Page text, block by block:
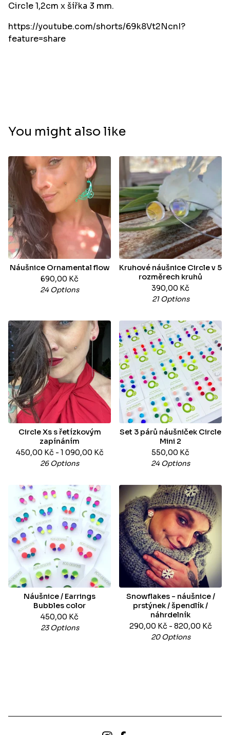
Circle 1,2cm x šířka 3 mm.
https://youtube.com/shorts/69k8Vt2NcnI?
feature=share
You might also like
Náušnice Ornamental flow
690,00 Kč
24 Options
Kruhové náušnice Circle v 5
rozměrech kruhů
390,00 Kč
21 Options
Circle Xs s řetízkovým
zapínáním
450,00 Kč - 1 090,00 Kč
26 Options
Set 3 párů náušniček Circle
Mini 2
550,00 Kč
24 Options
Náušnice / Earrings
Bubbles color
450,00 Kč
23 Options
Snowflakes - náušnice /
prstýnek / špendlík /
náhrdelník
290,00 Kč - 820,00 Kč
20 Options